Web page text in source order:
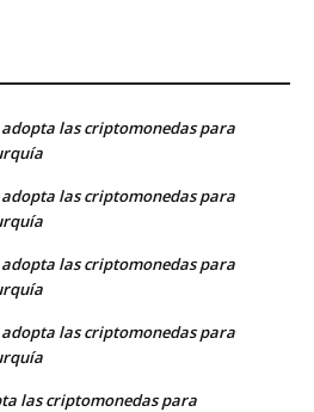
adopta las criptomonedas para
adopta las criptomonedas para
adopta las criptomonedas para
adopta las criptomonedas para
las criptomonedas para